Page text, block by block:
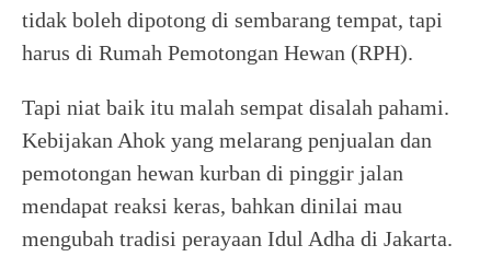
tidak boleh dipotong di sembarang tempat, tapi
harus di Rumah Pemotongan Hewan (RPH).
Tapi niat baik itu malah sempat disalah pahami.
Kebijakan Ahok yang melarang penjualan dan
pemotongan hewan kurban di pinggir jalan
mendapat reaksi keras, bahkan dinilai mau
mengubah tradisi perayaan Idul Adha di Jakarta.